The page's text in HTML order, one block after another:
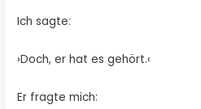
Ich sagte:
›Doch, er hat es gehört.‹
Er fragte mich: